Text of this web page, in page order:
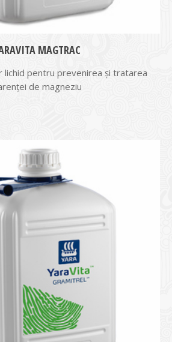
MAGTRAC
lichid pentru prevenirea şi tratarea
de magneziu